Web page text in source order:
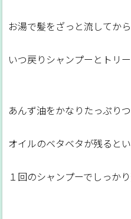
お湯で髪をざっと流してから
いつ戻りシャンプーとトリ
あんず油をかなりたっぷり
オイルのベタベタが残ると
１回のシャンプーでしっか